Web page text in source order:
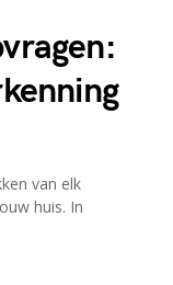
van elk
huis. In